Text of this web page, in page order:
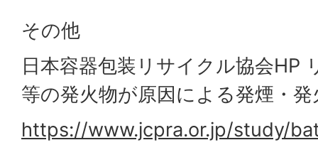
その他
日本容器包装リサイクル協会HP
等の発火物が原因による発煙・
https://www.jcpra.or.jp/study/